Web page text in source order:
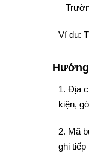
–
Ví dụ:
1. Địa
kiện,
2. Mã
ghi tiếp